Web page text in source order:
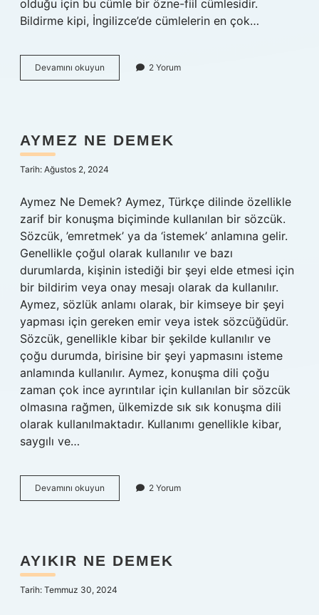
olduğu için bu cümle bir özne-fiil cümlesidir.
Bildirme kipi, İngilizce’de cümlelerin en çok…
Devamını okuyun
kipi
2 Yorum
AYMEZ NE DEMEK
Tarih: Ağustos 2, 2024
Aymez Ne Demek? Aymez, Türkçe dilinde özellikle
zarif bir konuşma biçiminde kullanılan bir sözcük.
Sözcük, ’emretmek’ ya da ‘istemek’ anlamına gelir.
Genellikle çoğul olarak kullanılır ve bazı
durumlarda, kişinin istediği bir şeyi elde etmesi için
bir bildirim veya onay mesajı olarak da kullanılır.
Aymez, sözlük anlamı olarak, bir kimseye bir şeyi
yapması için gereken emir veya istek sözcüğüdür.
Sözcük, genellikle kibar bir şekilde kullanılır ve
çoğu durumda, birisine bir şeyi yapmasını isteme
anlamında kullanılır. Aymez, konuşma dili çoğu
zaman çok ince ayrıntılar için kullanılan bir sözcük
olmasına rağmen, ülkemizde sık sık konuşma dili
olarak kullanılmaktadır. Kullanımı genellikle kibar,
saygılı ve…
Devamını okuyun
ne
2 Yorum
AYIKIR NE DEMEK
Tarih: Temmuz 30, 2024